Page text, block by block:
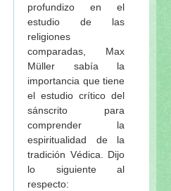
profundizo en el
estudio de las
religiones
comparadas, Max
Müller sabía la
importancia que tiene
el estudio crítico del
sánscrito para
comprender la
espiritualidad de la
tradición Védica. Dijo
lo siguiente al
respecto: